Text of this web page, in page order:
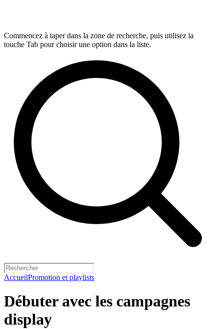
Commencez à taper dans la zone de recherche, puis utilisez la
touche Tab pour choisir une option dans la liste.
AccueilPromotion et playlists
Débuter avec les campagnes
display